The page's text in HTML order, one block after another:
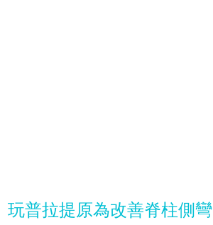
玩普拉提原為改善脊柱側彎